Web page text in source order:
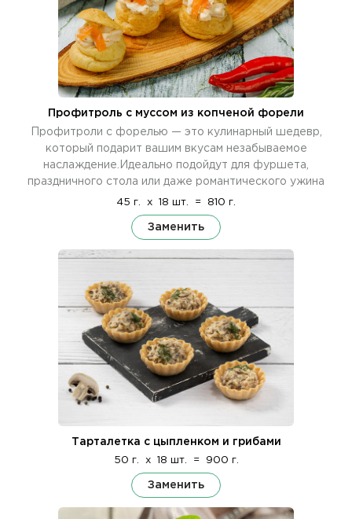
Профитроль c муссом из копченой форели
Профитроли с форелью — это кулинарный шедевр,
который подарит вашим вкусам незабываемое
наслаждение.Идеально подойдут для фуршета,
праздничного стола или даже романтического ужина
45 г. x 18 шт. = 810 г.
Заменить
Тарталетка с цыпленком и грибами
50 г. x 18 шт. = 900 г.
Заменить